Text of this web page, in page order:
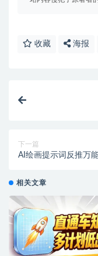
收藏 海报
下一篇
AI绘画提示词反推万
相关文章